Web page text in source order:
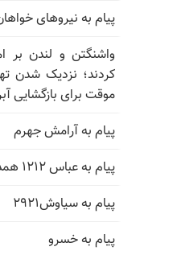
پیام به نیروهای خواهان ارتباط -
واشنگتن و لندن بر
کردند؛ نزدیک شدن
موقت برای بازگشایی
پیام به آرامش جهرم
پیام به عباس ۱۲۱۲ همدان
پیام به سیاوش۲۹۲۱
پیام به خسرو